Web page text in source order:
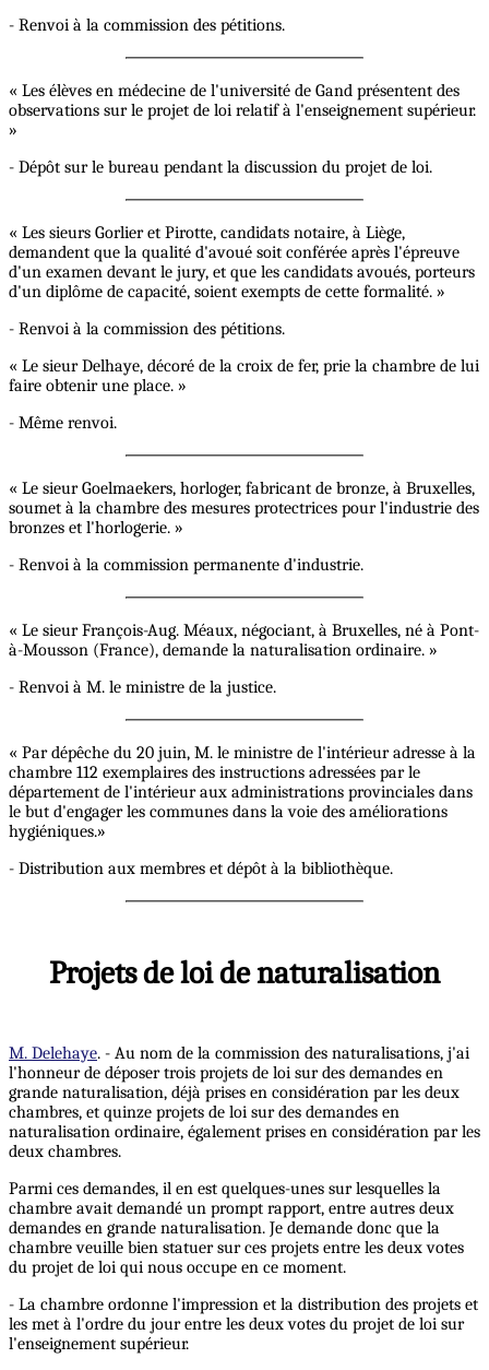
- Renvoi à la commission des pétitions.
« Les élèves en médecine de l'université de Gand présentent des
observations sur le projet de loi relatif à l'enseignement supérieur.
»
- Dépôt sur le bureau pendant la discussion du projet de loi.
« Les sieurs Gorlier et Pirotte, candidats notaire, à Liège,
demandent que la qualité d'avoué soit conférée après l'épreuve
d'un examen devant le jury, et que les candidats avoués, porteurs
d'un diplôme de capacité, soient exempts de cette formalité. »
- Renvoi à la commission des pétitions.
« Le sieur Delhaye, décoré de la croix de fer, prie la chambre de lui
faire obtenir une place. »
- Même renvoi.
« Le sieur Goelmaekers, horloger, fabricant de bronze, à Bruxelles,
soumet à la chambre des mesures protectrices pour l'industrie des
bronzes et l'horlogerie. »
- Renvoi à la commission permanente d'industrie.
« Le sieur François-Aug. Méaux, négociant, à Bruxelles, né à Pont-
à-Mousson (France), demande la naturalisation ordinaire. »
- Renvoi à M. le ministre de la justice.
« Par dépêche du 20 juin, M. le ministre de l'intérieur adresse à la
chambre 112 exemplaires des instructions adressées par le
département de l'intérieur aux administrations provinciales dans
le but d'engager les communes dans la voie des améliorations
hygiéniques.»
- Distribution aux membres et dépôt à la bibliothèque.
Projets de loi de naturalisation
M. Delehaye. - Au nom de la commission des naturalisations, j'ai
l'honneur de déposer trois projets de loi sur des demandes en
grande naturalisation, déjà prises en considération par les deux
chambres, et quinze projets de loi sur des demandes en
naturalisation ordinaire, également prises en considération par les
deux chambres.
Parmi ces demandes, il en est quelques-unes sur lesquelles la
chambre avait demandé un prompt rapport, entre autres deux
demandes en grande naturalisation. Je demande donc que la
chambre veuille bien statuer sur ces projets entre les deux votes
du projet de loi qui nous occupe en ce moment.
- La chambre ordonne l'impression et la distribution des projets et
les met à l'ordre du jour entre les deux votes du projet de loi sur
l'enseignement supérieur.